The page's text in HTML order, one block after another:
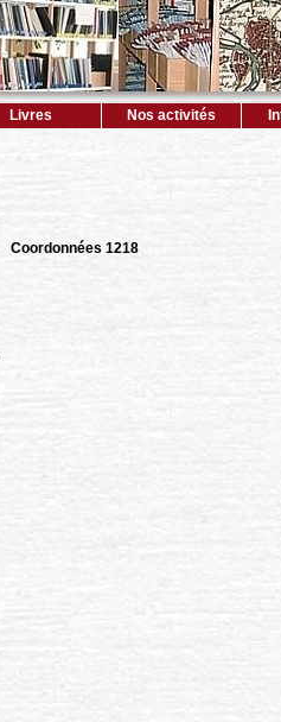
Livres Nos activités
Coordonnées 1218